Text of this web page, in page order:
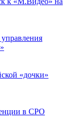
«дочки»
в СРО